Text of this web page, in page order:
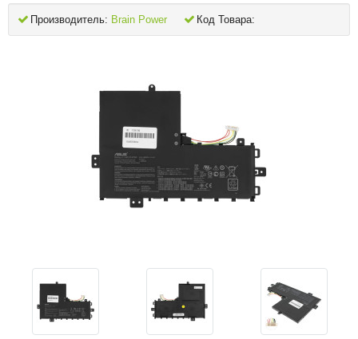
Производитель: Brain Power Код Товара: